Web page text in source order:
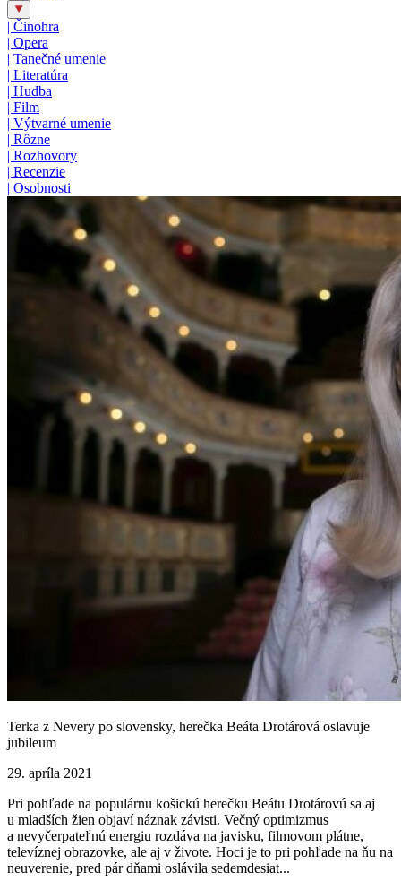
| Činohra
| Opera
| Tanečné umenie
| Literatúra
| Hudba
| Film
| Výtvarné umenie
| Rôzne
| Rozhovory
| Recenzie
| Osobnosti
Terka z Nevery po slovensky, herečka Beáta Drotárová oslavuje
jubileum
29. apríla 2021
Pri pohľade na populárnu košickú herečku Beátu Drotárovú sa aj
u mladších žien objaví náznak závisti. Večný optimizmus
a nevyčerpateľnú energiu rozdáva na javisku, filmovom plátne,
televíznej obrazovke, ale aj v živote. Hoci je to pri pohľade na ňu na
neuverenie, pred pár dňami oslávila sedemdesiat...